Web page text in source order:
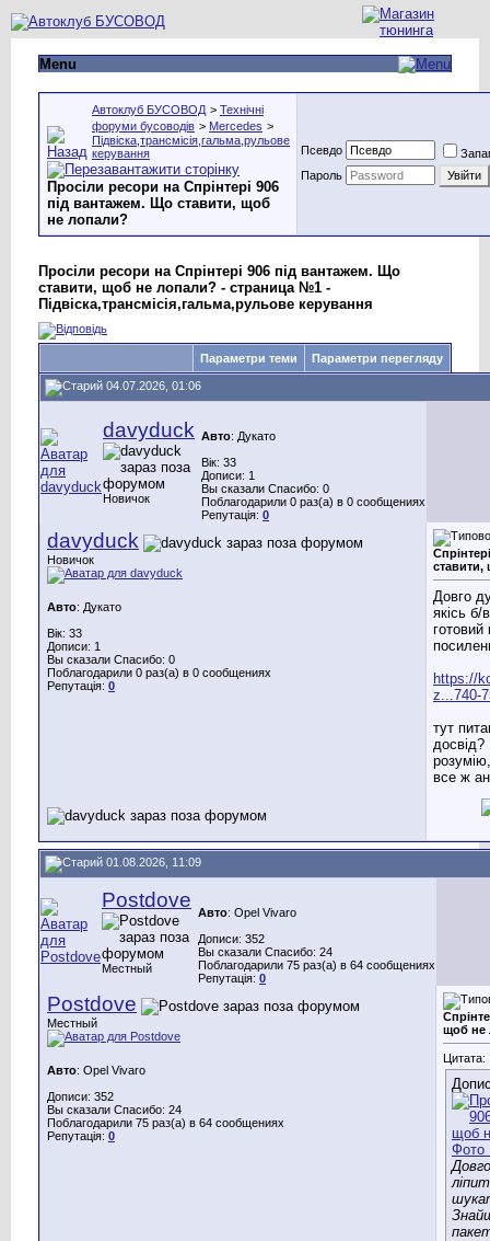
Menu
Автоклуб БУСОВОД > Технічні
форуми бусоводів > Mercedes >
Підвіска,трансмісія,гальма,рульове
керування
Просіли ресори на Спрінтері 906
під вантажем. Що ставити, щоб
не лопали?
Псевдо
Пароль
Просіли ресори на Спрінтері 906 під вантажем. Що
ставити, щоб не лопали? - страница №1 -
Підвіска,трансмісія,гальма,рульове керування
Параметри теми Параметри перегляду
04.07.2026, 01:06
davyduck
Новичок
Авто: Дукато
Вік: 33
Дописи: 1
Вы сказали Спасибо: 0
Поблагодарили 0 раз(а) в 0 сообщениях
Репутація: 0
davyduck
Новичок
Авто: Дукато
Вік: 33
Дописи: 1
Вы сказали Спасибо: 0
Поблагодарили 0 раз(а) в 0 сообщениях
Репутація: 0
Довго
якісь б/
https://
z...740-
тут
все ж
01.08.2026, 11:09
Postdove
Местный
Авто: Opel Vivaro
Дописи: 352
Вы сказали Спасибо: 24
Поблагодарили 75 раз(а) в 64 сообщениях
Репутація: 0
Postdove
Местный
Авто: Opel Vivaro
Дописи: 352
Вы сказали Спасибо: 24
Поблагодарили 75 раз(а) в 64 сообщениях
Репутація: 0
щоб не
Цитата: